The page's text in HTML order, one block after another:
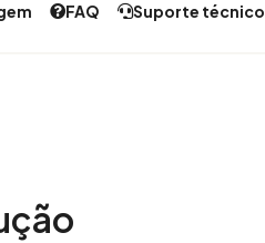
FAQ Suporte técnico